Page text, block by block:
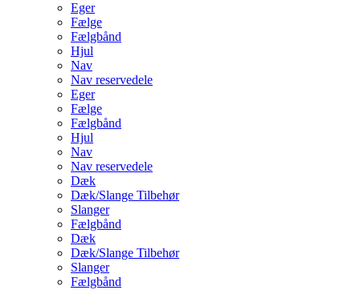
Eger
Fælge
Fælgbånd
Hjul
Nav
Nav reservedele
Eger
Fælge
Fælgbånd
Hjul
Nav
Nav reservedele
Dæk
Dæk/Slange Tilbehør
Slanger
Fælgbånd
Dæk
Dæk/Slange Tilbehør
Slanger
Fælgbånd